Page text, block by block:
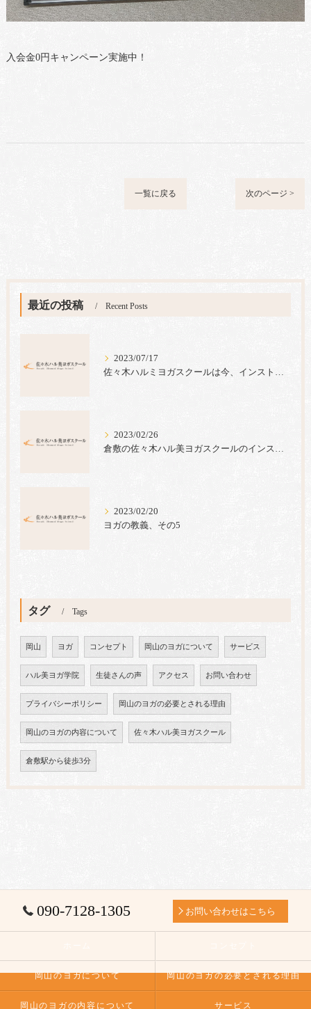
入会金0円キャンペーン実施中！
一覧に戻る 次のページ >
最近の投稿 Recent Posts
2023/07/17
佐々木ハルミヨガスクールは今、インストラクター養成コース生の募集キャンペーンを実施中です。
2023/02/26
倉敷の佐々木ハル美ヨガスクールのインストラクター養成コースでは心のヨガ＝ラジャヨガを指導しています。
2023/02/20
ヨガの教義、その5
タグ Tags
岡山 ヨガ コンセプト 岡山のヨガについて サービス
ハル美ヨガ学院 生徒さんの声 アクセス お問い合わせ
プライバシーポリシー 岡山のヨガの必要とされる理由
岡山のヨガの内容について 佐々木ハル美ヨガスクール
倉敷駅から徒歩3分
090-7128-1305 お問い合わせはこちら
岡山のヨガについて 岡山のヨガの必要とされる理由
岡山のヨガの内容について サービス